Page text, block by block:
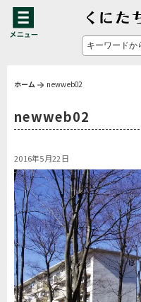
ホーム newweb02
newweb02
2016年5月22日